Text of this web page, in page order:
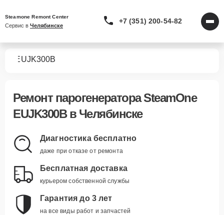
Steamone Remont Center
Сервис в Челябинске
+7 (351) 200-54-82
EUJK300B
Ремонт парогенератора SteamOne
EUJK300Bв Челябинске
Диагностика бесплатно
даже при отказе от ремонта
Бесплатная доставка
курьером собственной службы
Гарантия до 3 лет
на все виды работ и запчастей